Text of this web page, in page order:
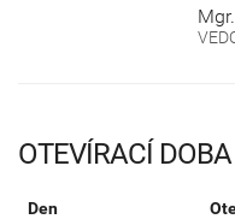
Mgr.
OTEVÍRACÍ DOBA
Den